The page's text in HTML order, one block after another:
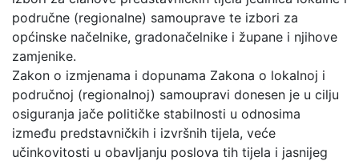
područne (regionalne) samouprave te izbori za
općinske načelnike, gradonačelnike i župane i njihove
zamjenike.
Zakon o izmjenama i dopunama Zakona o lokalnoj i
područnoj (regionalnoj) samoupravi donesen je u cilju
osiguranja jače političke stabilnosti u odnosima
između predstavničkih i izvršnih tijela, veće
učinkovitosti u obavljanju poslova tih tijela i jasnijeg